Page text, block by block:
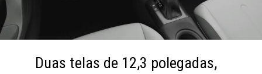
Duas telas de 12,3 polegadas,
Duas telas de 12,3 polegadas,